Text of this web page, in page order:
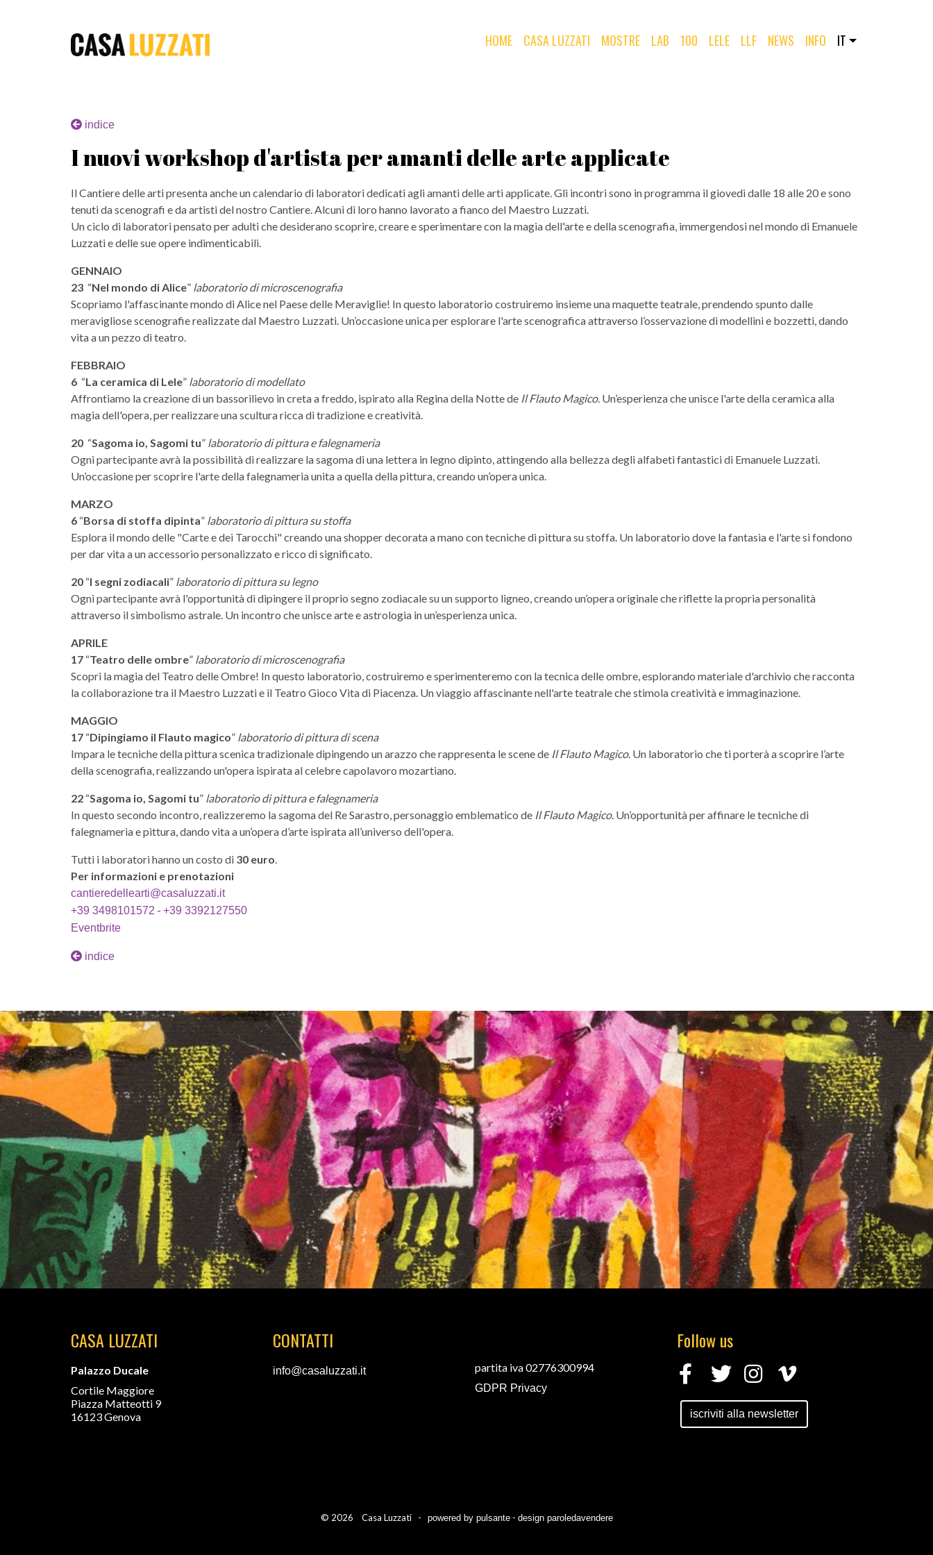
HOME CASA LUZZATI MOSTRE LAB 100 LELE LLF NEWS INFO IT
indice
I nuovi workshop d'artista per amanti delle arte applicate
Il Cantiere delle arti presenta anche un calendario di laboratori dedicati agli amanti delle arti applicate. Gli incontri sono in programma il giovedi dalle 18 alle 20 e sono
tenuti da scenografi e da artisti del nostro Cantiere. Alcuni di loro hanno lavorato a fianco del Maestro Luzzati.
Un ciclo di laboratori pensato per adulti che desiderano scoprire, creare e sperimentare con la magia dell'arte e della scenografia, immergendosi nel mondo di Emanuele
Luzzati e delle sue opere indimenticabili.
GENNAIO
23 “Nel mondo di Alice” laboratorio di microscenografia
Scopriamo l'affascinante mondo di Alice nel Paese delle Meraviglie! In questo laboratorio costruiremo insieme una maquette teatrale, prendendo spunto dalle
meravigliose scenografie realizzate dal Maestro Luzzati. Un’occasione unica per esplorare l'arte scenografica attraverso l’osservazione di modellini e bozzetti, dando
vita a un pezzo di teatro.
FEBBRAIO
6 “La ceramica di Lele” laboratorio di modellato
Affrontiamo la creazione di un bassorilievo in creta a freddo, ispirato alla Regina della Notte de Il Flauto Magico. Un’esperienza che unisce l'arte della ceramica alla
magia dell'opera, per realizzare una scultura ricca di tradizione e creatività.
20 “Sagoma io, Sagomi tu” laboratorio di pittura e falegnameria
Ogni partecipante avrà la possibilità di realizzare la sagoma di una lettera in legno dipinto, attingendo alla bellezza degli alfabeti fantastici di Emanuele Luzzati.
Un’occasione per scoprire l'arte della falegnameria unita a quella della pittura, creando un’opera unica.
MARZO
6 “Borsa di stoffa dipinta” laboratorio di pittura su stoffa
Esplora il mondo delle "Carte e dei Tarocchi" creando una shopper decorata a mano con tecniche di pittura su stoffa. Un laboratorio dove la fantasia e l'arte si fondono
per dar vita a un accessorio personalizzato e ricco di significato.
20 “I segni zodiacali” laboratorio di pittura su legno
Ogni partecipante avrà l'opportunità di dipingere il proprio segno zodiacale su un supporto ligneo, creando un’opera originale che riflette la propria personalità
attraverso il simbolismo astrale. Un incontro che unisce arte e astrologia in un’esperienza unica.
APRILE
17 “Teatro delle ombre” laboratorio di microscenografia
Scopri la magia del Teatro delle Ombre! In questo laboratorio, costruiremo e sperimenteremo con la tecnica delle ombre, esplorando materiale d'archivio che racconta
la collaborazione tra il Maestro Luzzati e il Teatro Gioco Vita di Piacenza. Un viaggio affascinante nell'arte teatrale che stimola creatività e immaginazione.
MAGGIO
17 “Dipingiamo il Flauto magico” laboratorio di pittura di scena
Impara le tecniche della pittura scenica tradizionale dipingendo un arazzo che rappresenta le scene de Il Flauto Magico. Un laboratorio che ti porterà a scoprire l’arte
della scenografia, realizzando un'opera ispirata al celebre capolavoro mozartiano.
22 “Sagoma io, Sagomi tu” laboratorio di pittura e falegnameria
In questo secondo incontro, realizzeremo la sagoma del Re Sarastro, personaggio emblematico de Il Flauto Magico. Un’opportunità per affinare le tecniche di
falegnameria e pittura, dando vita a un’opera d’arte ispirata all’universo dell'opera.
Tutti i laboratori hanno un costo di 30 euro.
Per informazioni e prenotazioni
cantieredellearti@casaluzzati.it
+39 3498101572 - +39 3392127550
Eventbrite
indice
CASA LUZZATI
Palazzo Ducale
Cortile Maggiore
Piazza Matteotti 9
16123 Genova
CONTATTI
info@casaluzzati.it partita iva 02776300994
GDPR Privacy
Follow us
iscriviti alla newsletter
© 2026 Casa Luzzati - powered by pulsante- design paroledavendere